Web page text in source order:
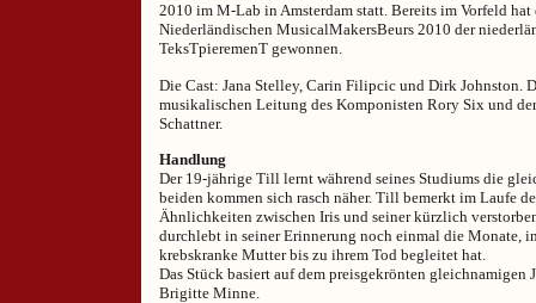
2010 im M-Lab in Amsterdam statt. Bereits im Vorfeld
Niederländischen MusicalMakersBeurs 2010 der
TeksTpieremenT gewonnen.
Die Cast: Jana Stelley, Carin Filipcic und Dirk Johnston.
musikalischen Leitung des Komponisten Rory Six und
Schattner.
Handlung
Der 19-jährige Till lernt während seines Studiums die
beiden kommen sich rasch näher. Till bemerkt im Laufe
Ähnlichkeiten zwischen Iris und seiner kürzlich
durchlebt in seiner Erinnerung noch einmal die Monate,
krebskranke Mutter bis zu ihrem Tod begleitet hat.
Das Stück basiert auf dem preisgekrönten gleichnamigen
Brigitte Minne.